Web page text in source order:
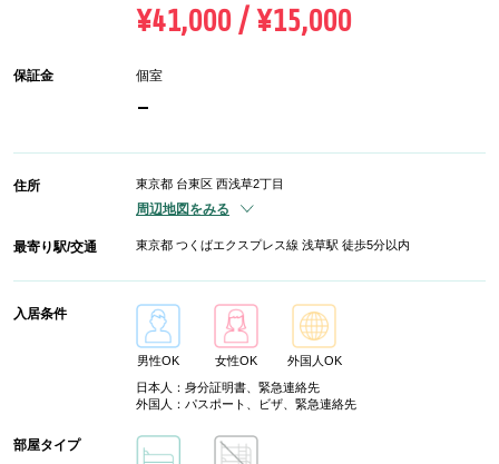
¥41,000 / ¥15,000
保証金 個室
-
住所 東京都 台東区 西浅草2丁目
周辺地図をみる
最寄り駅/交通 東京都 つくばエクスプレス線 浅草駅 徒歩5分以内
入居条件
男性OK 女性OK
外国人OK
日本人：身分証明書、緊急連絡先
外国人：パスポート、ビザ、緊急連絡先
部屋タイプ